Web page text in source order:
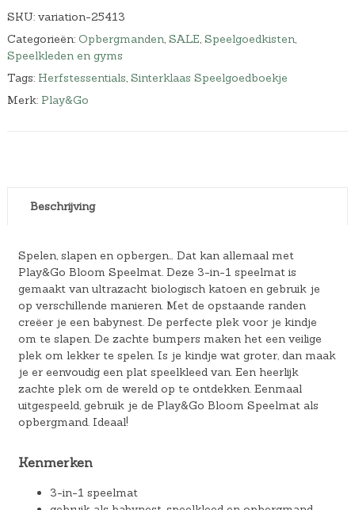
SKU: variation-25413
Categorieën: Opbergmanden, SALE, Speelgoedkisten,
Speelkleden en gyms
Tags: Herfstessentials, Sinterklaas Speelgoedboekje
Merk: Play&Go
Beschrijving
Spelen, slapen en opbergen… Dat kan allemaal met
Play&Go Bloom Speelmat. Deze 3-in-1 speelmat is
gemaakt van ultrazacht biologisch katoen en gebruik je
op verschillende manieren. Met de opstaande randen
creëer je een babynest. De perfecte plek voor je kindje
om te slapen. De zachte bumpers maken het een veilige
plek om lekker te spelen. Is je kindje wat groter, dan maak
je er eenvoudig een plat speelkleed van. Een heerlijk
zachte plek om de wereld op te ontdekken. Eenmaal
uitgespeeld, gebruik je de Play&Go Bloom Speelmat als
opbergmand. Ideaal!
Kenmerken
3-in-1 speelmat